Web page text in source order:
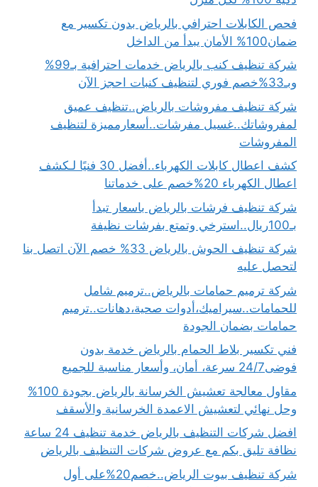
فحص الكابلات احترافي بالرياض بدون تكسير مع
ضمان100% الأمان يبدأ من الداخل
شركة تنظيف كنب بالرياض خدمات احترافية بـ99%
وبـ33%خصم فوري لتنظيف كنبات احجز الآن
شركة تنظيف مفروشات بالرياض..تنظيف عميق
لمفروشاتك..غسيل مفرشات..أسعارمميزة لتنظيف
المفروشات
كشف اعطال كابلات الكهرباء..أفضل 30 فنيًا لـكشف
اعطال الكهرباء 20%خصم على خدماتنا
شركة تنظيف فرشات بالرياض باسعار تبدأ
بـ100ريال..استرخي وتمتع بفرشات نظيفة
شركة تنظيف الحوش بالرياض 33% خصم الآن اتصل بنا
لتحصل عليه
شركة ترميم حمامات بالرياض..ترميم شامل
للحمامات..سيراميك،أدوات صحية،دهانات..ترميم
حمامات بضمان الجودة
فني تكسير بلاط الحمام بالرياض خدمة بدون
فوضى24/7 سرعة، أمان، وأسعار مناسبة للجميع
مقاول معالجة تعشيش الخرسانة بالرياض بجودة 100%
وحل نهائي لتعشيش الاعمدة الخرسانية والأسقف
افضل شركات التنظيف بالرياض خدمة تنظيف 24 ساعة
نظافة تليق بكم مع عروض شركات التنظيف بالرياض
شركة تنظيف بيوت الرياض..خصم20%على أول